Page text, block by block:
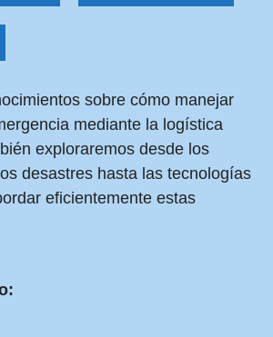
sobre cómo manejar
mediante la logística
exploraremos desde los
desastres hasta las tecnologías
eficientemente estas